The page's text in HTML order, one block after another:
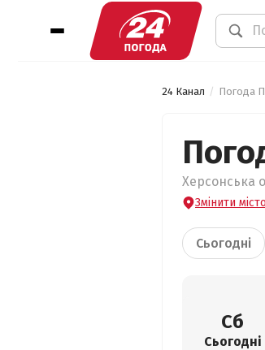
24 Канал Погода
Херсонська
Змінити місто
Сьогодні
Сб
Сьогодні